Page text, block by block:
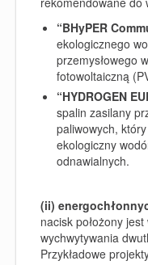
“BHyPER
ekologicznego
przemysłowego
fotowoltaiczną
“HYDROGEN
spalin zasilany
paliwowych,
ekologiczny
odnawialnych.
(ii)
nacisk położony
wychwytywania
Przykładowe